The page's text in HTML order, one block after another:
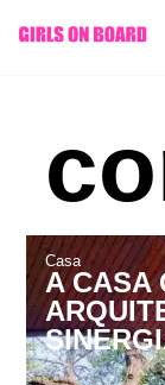
conteúdo
Casa
A CASA